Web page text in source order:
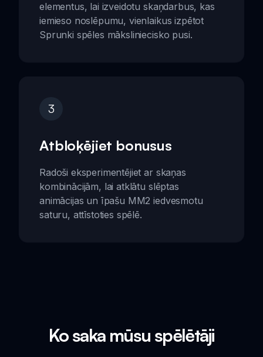
elementus, lai izveidotu skaņdarbus, kas
iemieso noslēpumu, vienlaikus izpētot
Sprunki spēles māksliniecisko pusi.
3
Atbloķējiet bonusus
Radoši eksperimentējiet ar skaņas
kombinācijām, lai atklātu slēptas
animācijas un īpašu MM2 iedvesmotu
saturu, attīstoties spēlē.
Ko saka mūsu spēlētāji